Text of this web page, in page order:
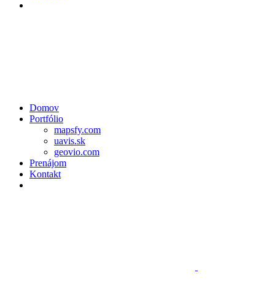
Domov
Portfólio
mapsfy.com
uavis.sk
geovio.com
Prenájom
Kontakt